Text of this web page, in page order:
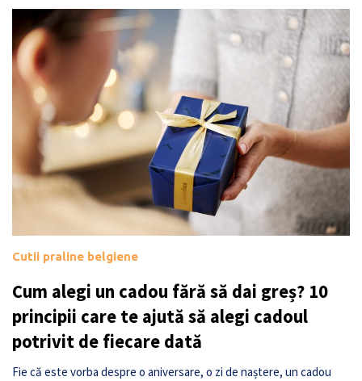
Cutii praline belgiene
Cum alegi un cadou fără să dai greș? 10
principii care te ajută să alegi cadoul
potrivit de fiecare dată
Fie că este vorba despre o aniversare, o zi de naștere, un cadou